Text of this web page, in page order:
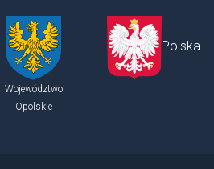
Województwo
Opolskie
Polska